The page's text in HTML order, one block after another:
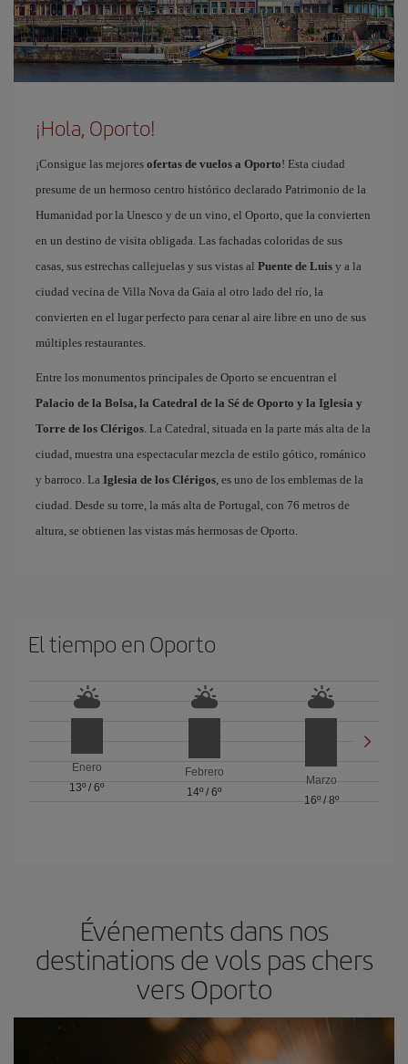
¡Hola, Oporto!
¡Consigue las mejores ofertas de vuelos a Oporto! Esta ciudad
presume de un hermoso centro histórico declarado Patrimonio de la
Humanidad por la Unesco y de un vino, el Oporto, que la convierten
en un destino de visita obligada. Las fachadas coloridas de sus
casas, sus estrechas callejuelas y sus vistas al Puente de Luis y a la
ciudad vecina de Villa Nova da Gaia al otro lado del río, la
convierten en el lugar perfecto para cenar al aire libre en uno de sus
múltiples restaurantes.
Entre los monumentos principales de Oporto se encuentran el
Palacio de la Bolsa, la Catedral de la Sé de Oporto y la Iglesia y
Torre de los Clérigos . La Catedral, situada en la parte más alta de la
ciudad, muestra una espectacular mezcla de estilo gótico, románico
y barroco. La Iglesia de los Clérigos , es uno de los emblemas de la
ciudad. Desde su torre, la más alta de Portugal, con 76 metros de
altura, se obtienen las vistas más hermosas de Oporto.
El tiempo en Oporto
Enero
13º /6º
Febrero
14º / 6º
Marzo
16º/ 8º
Événements dans nos
destinations de vols pas chers
vers Oporto